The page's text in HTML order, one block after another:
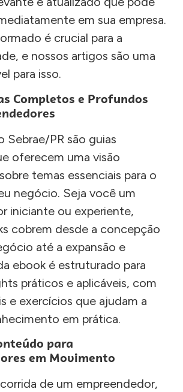
em sua empresa.
é crucial para a
e nossos artigos são uma
para isso.
Completos e Profundos
Sebrae/PR são guias
oferecem uma visão
temas essenciais para o
negócio. Seja você um
iniciante ou experiente,
cobrem desde a concepção
até a expansão e
ebook é estruturado para
práticos e aplicáveis, com
e exercícios que ajudam a
em prática.
para
em Movimento
de um empreendedor,